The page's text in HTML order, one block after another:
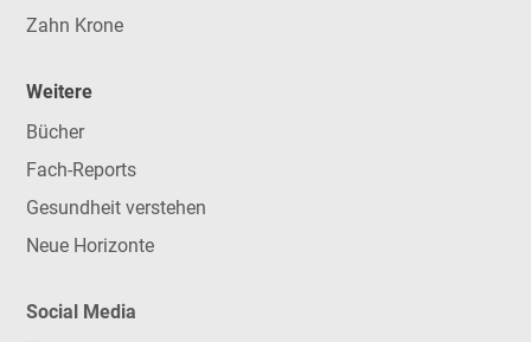
Zahn Krone
Weitere
Bücher
Fach-Reports
Gesundheit verstehen
Neue Horizonte
Social Media